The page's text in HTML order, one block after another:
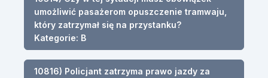
umożliwić pasażerom opuszczenie tramwaju,
który zatrzymał się na przystanku?
Kategorie: B
10816) Policjant zatrzyma prawo jazdy za